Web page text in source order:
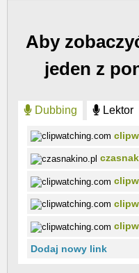
Aby
jeden z
Dubbing Lektor
Dodaj nowy link